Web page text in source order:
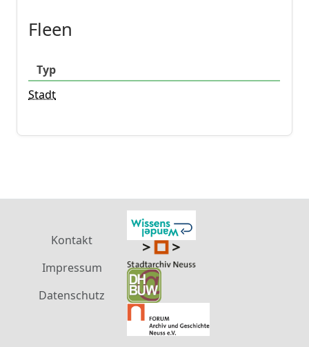
Fleen
Typ
Stadt
Kontakt
Impressum
Datenschutz